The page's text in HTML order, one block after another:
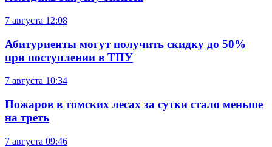
7 августа 12:08
Абитуриенты могут получить скидку до 50%
при поступлении в ТПУ
7 августа 10:34
Пожаров в томских лесах за сутки стало меньше
на треть
7 августа 09:46